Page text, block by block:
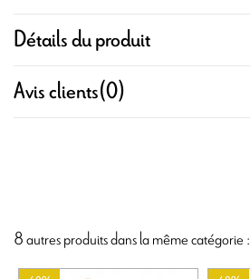
Détails du produit
Avis clients(0)
8 autres produits dans la même catégorie :